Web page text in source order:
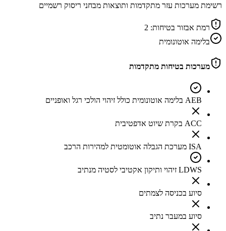
רשימת מערכות עזר מתקדמות ותוצאות מבחני ריסוק רשמיים
רמת אבזור בטיחות: 2
בלימה אוטונומית
מערכות בטיחות מתקדמות
AEB בלימה אוטונומית כולל זיהוי הולכי רגל ואופניים
ACC בקרת שיוט אדפטיבית
ISA מערכת הגבלה אוטומטית למהירות הרכב
LDWS זיהוי ותיקון אקטיבי לסטיה מנתיב
סיוע בכניסה לצמתים
סיוע במעבר נתיב